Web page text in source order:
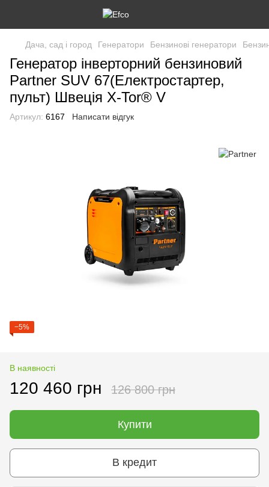
Дача, сад і город Генератори Бензинові генератори
Генератор інверторний бензиновий
Partner SUV 67(Електростартер,
пульт) Швеція X-Tor® V
Артикул: 6167 Написати відгук
−5%
В наявності
120 460 грн 126 800 грн
Купити
В кредит